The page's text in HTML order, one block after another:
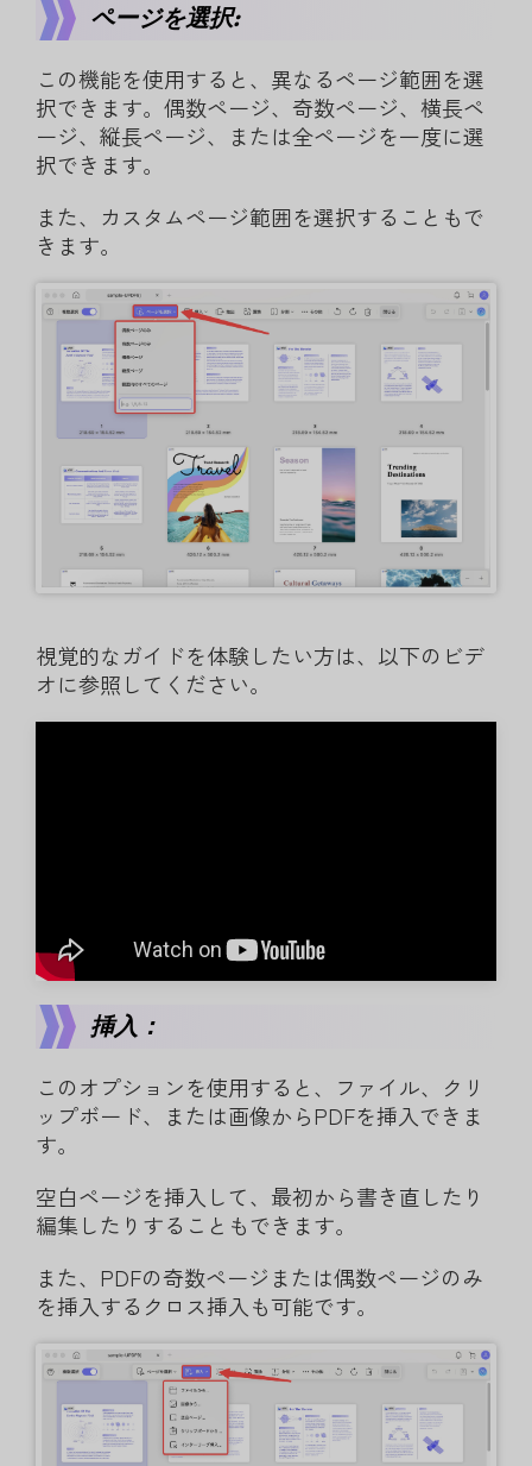
ページを選択:
この機能を使用すると、異なるページ範囲を選
択できます。偶数ページ、奇数ページ、横長ペ
ージ、縦長ページ、または全ページを一度に選
択できます。
また、カスタムページ範囲を選択することもで
きます。
視覚的なガイドを体験したい方は、以下のビデ
オに参照してください。
挿入：
このオプションを使用すると、ファイル、クリ
ップボード、または画像からPDFを挿入できま
す。
空白ページを挿入して、最初から書き直したり
編集したりすることもできます。
また、PDFの奇数ページまたは偶数ページのみ
を挿入するクロス挿入も可能です。